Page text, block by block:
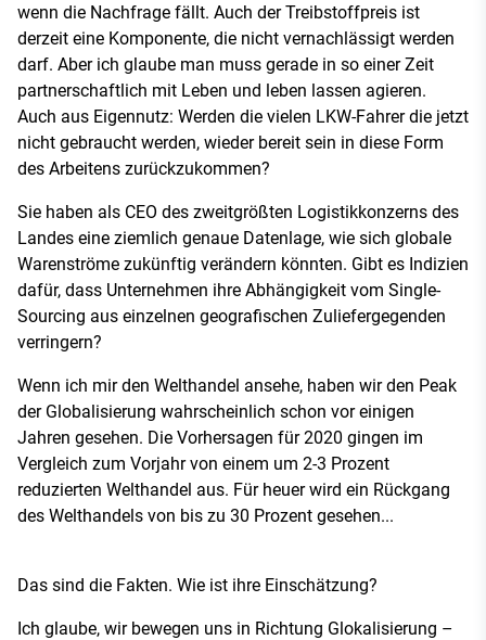
wenn die Nachfrage fällt. Auch der Treibstoffpreis ist
derzeit eine Komponente, die nicht vernachlässigt werden
darf. Aber ich glaube man muss gerade in so einer Zeit
partnerschaftlich mit Leben und leben lassen agieren.
Auch aus Eigennutz: Werden die vielen LKW-Fahrer die jetzt
nicht gebraucht werden, wieder bereit sein in diese Form
des Arbeitens zurückzukommen?
Sie haben als CEO des zweitgrößten Logistikkonzerns des
Landes eine ziemlich genaue Datenlage, wie sich globale
Warenströme zukünftig verändern könnten. Gibt es Indizien
dafür, dass Unternehmen ihre Abhängigkeit vom Single-
Sourcing aus einzelnen geografischen Zuliefergegenden
verringern?
Wenn ich mir den Welthandel ansehe, haben wir den Peak
der Globalisierung wahrscheinlich schon vor einigen
Jahren gesehen. Die Vorhersagen für 2020 gingen im
Vergleich zum Vorjahr von einem um 2-3 Prozent
reduzierten Welthandel aus. Für heuer wird ein Rückgang
des Welthandels von bis zu 30 Prozent gesehen...
Das sind die Fakten. Wie ist ihre Einschätzung?
Ich glaube, wir bewegen uns in Richtung Glokalisierung –